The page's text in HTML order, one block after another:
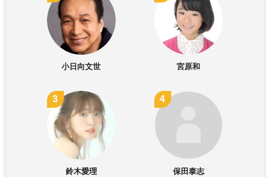
小日向文世 宮原和
鈴木愛理 保田泰志